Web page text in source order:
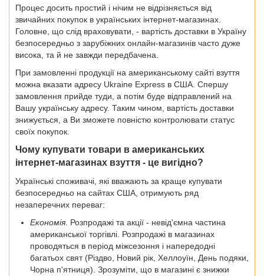
Процес досить простий і нічим не відрізняється від
звичайних покупок в українських інтернет-магазинах.
Головне, що слід враховувати, - вартість доставки в Україну
безпосередньо з зарубіжних онлайн-магазинів часто дуже
висока, та й не завжди передбачена.
При замовленні продукції на американському сайті взуття
можна вказати адресу Ukraine Express в США. Спершу
замовлення прийде туди, а потім буде відправлений на
Вашу українську адресу. Таким чином, вартість доставки
знижується, а Ви зможете повністю контролювати статус
своїх покупок.
Чому купувати товари в американських
інтернет-магазинах взуття - це вигідно?
Українські споживачі, які вважають за краще купувати
безпосередньо на сайтах США, отримують ряд
незаперечних переваг:
Економія . Розпродажі та акції - невід'ємна частина
американської торгівлі. Розпродажі в магазинах
проводяться в період міжсезоння і напередодні
багатьох свят (Різдво, Новий рік, Хеллоуїн, День подяки,
Чорна п'ятниця). Зрозуміти, що в магазині є знижки